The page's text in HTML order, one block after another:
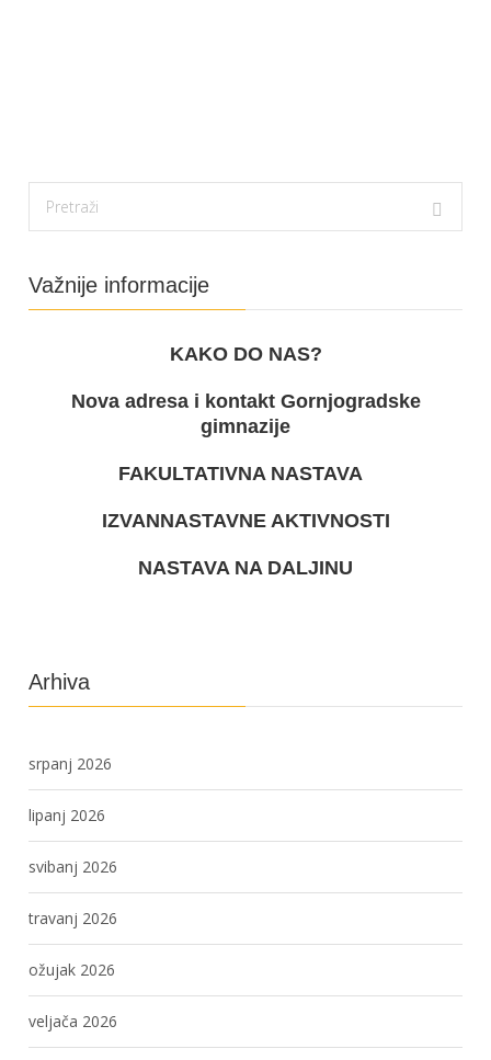
Važnije informacije
KAKO DO NAS?
Nova adresa i kontakt Gornjogradske
gimnazije
FAKULTATIVNA NASTAVA
IZVANNASTAVNE AKTIVNOSTI
NASTAVA NA DALJINU
Arhiva
srpanj 2026
lipanj 2026
svibanj 2026
travanj 2026
ožujak 2026
veljača 2026